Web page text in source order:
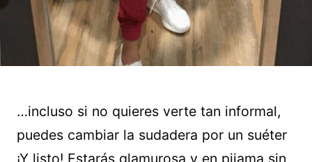
…incluso si no quieres verte tan informal,
puedes cambiar la sudadera por un suéter